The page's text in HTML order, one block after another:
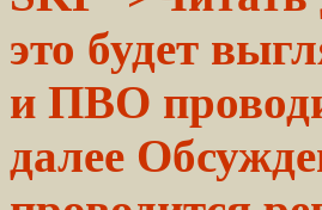
это будет
и ПВО
далее